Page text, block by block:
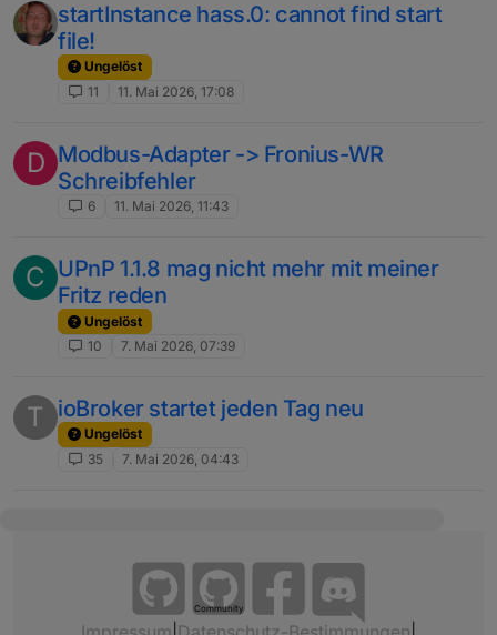
startInstance hass.0: cannot find start
file!
Ungelöst
11
11. Mai 2026, 17:08
D Modbus-Adapter -> Fronius-WR
Schreibfehler
6 11. Mai 2026, 11:43
C UPnP 1.1.8 mag nicht mehr mit meiner
Fritz reden
Ungelöst
10
7. Mai 2026, 07:39
T ioBroker startet jeden Tag neu
Ungelöst
35
7. Mai 2026, 04:43
Community